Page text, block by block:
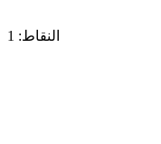
النقاط: 1